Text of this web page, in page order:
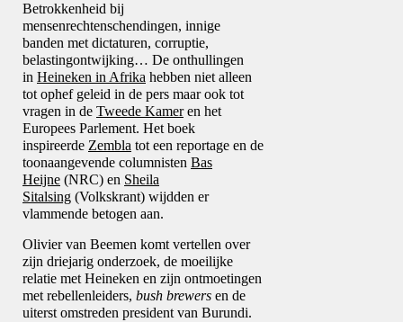
Betrokkenheid bij
mensenrechtenschendingen, innige
banden met dictaturen, corruptie,
belastingontwijking… De onthullingen
in Heineken in Afrika hebben niet alleen
tot ophef geleid in de pers maar ook tot
vragen in de Tweede Kamer en het
Europees Parlement. Het boek
inspireerde Zembla tot een reportage en de
toonaangevende columnisten Bas
Heijne (NRC) en Sheila
Sitalsing (Volkskrant) wijdden er
vlammende betogen aan.
Olivier van Beemen komt vertellen over
zijn driejarig onderzoek, de moeilijke
relatie met Heineken en zijn ontmoetingen
met rebellenleiders, bush brewers en de
uiterst omstreden president van Burundi.